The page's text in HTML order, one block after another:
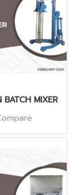
BATCH MIXER